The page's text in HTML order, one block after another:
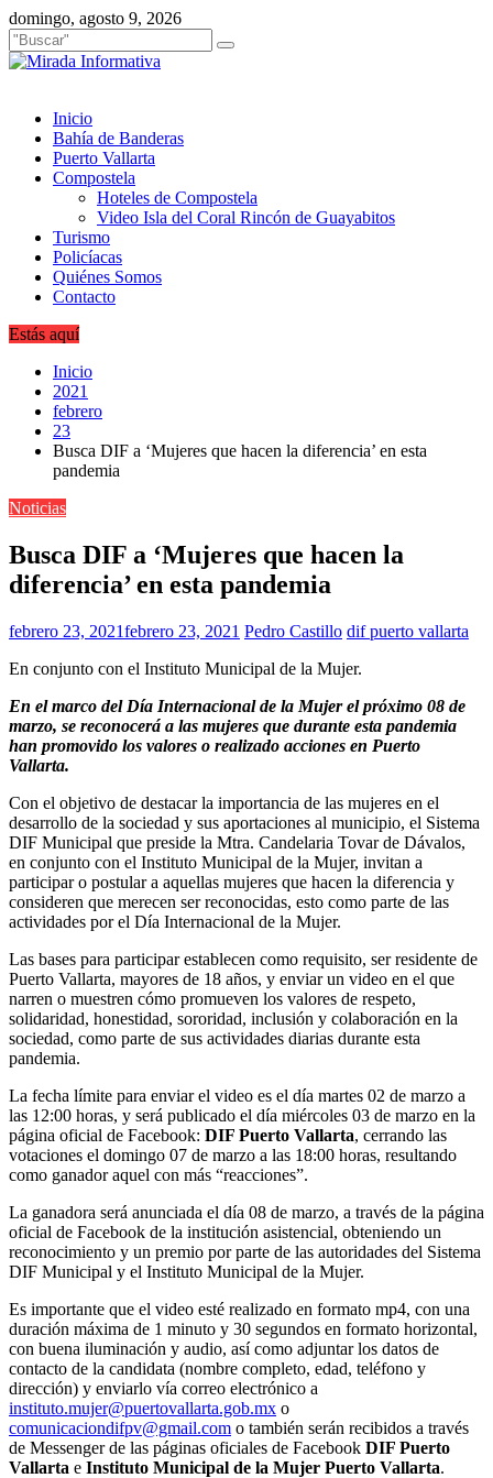
Saltar
al
contenido
domingo, agosto 9, 2026
Inicio
Bahía de Banderas
Puerto Vallarta
Compostela
Hoteles de Compostela
Video Isla del Coral Rincón de Guayabitos
Turismo
Policíacas
Quiénes Somos
Contacto
Estás aquí
Inicio
2021
febrero
23
Busca DIF a ‘Mujeres que hacen la diferencia’ en esta
pandemia
Noticias
Busca DIF a ‘Mujeres que hacen la
diferencia’ en esta pandemia
febrero 23, 2021febrero 23, 2021 Pedro Castillo dif puerto vallarta
En conjunto con el Instituto Municipal de la Mujer.
En el marco del Día Internacional de la Mujer el próximo 08 de
marzo, se reconocerá a las mujeres que durante esta pandemia
han promovido los valores o realizado acciones en Puerto
Vallarta.
Con el objetivo de destacar la importancia de las mujeres en el
desarrollo de la sociedad y sus aportaciones al municipio, el Sistema
DIF Municipal que preside la Mtra. Candelaria Tovar de Dávalos,
en conjunto con el Instituto Municipal de la Mujer, invitan a
participar o postular a aquellas mujeres que hacen la diferencia y
consideren que merecen ser reconocidas, esto como parte de las
actividades por el Día Internacional de la Mujer.
Las bases para participar establecen como requisito, ser residente de
Puerto Vallarta, mayores de 18 años, y enviar un video en el que
narren o muestren cómo promueven los valores de respeto,
solidaridad, honestidad, sororidad, inclusión y colaboración en la
sociedad, como parte de sus actividades diarias durante esta
pandemia.
La fecha límite para enviar el video es el día martes 02 de marzo a
las 12:00 horas, y será publicado el día miércoles 03 de marzo en la
página oficial de Facebook: DIF Puerto Vallarta, cerrando las
votaciones el domingo 07 de marzo a las 18:00 horas, resultando
como ganador aquel con más “reacciones”.
La ganadora será anunciada el día 08 de marzo, a través de la página
oficial de Facebook de la institución asistencial, obteniendo un
reconocimiento y un premio por parte de las autoridades del Sistema
DIF Municipal y el Instituto Municipal de la Mujer.
Es importante que el video esté realizado en formato mp4, con una
duración máxima de 1 minuto y 30 segundos en formato horizontal,
con buena iluminación y audio, así como adjuntar los datos de
contacto de la candidata (nombre completo, edad, teléfono y
dirección) y enviarlo vía correo electrónico a
instituto.mujer@puertovallarta.gob.mx o
comunicaciondifpv@gmail.com o también serán recibidos a través
de Messenger de las páginas oficiales de Facebook DIF Puerto
Vallarta e Instituto Municipal de la Mujer Puerto Vallarta.